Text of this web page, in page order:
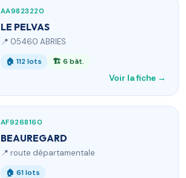
AA9823220
LE PELVAS
📍 05460 ABRIES
🏠 112 lots 🏗 6 bât.
Voir la fiche →
AF9268160
BEAUREGARD
📍 route départamentale
🏠 61 lots